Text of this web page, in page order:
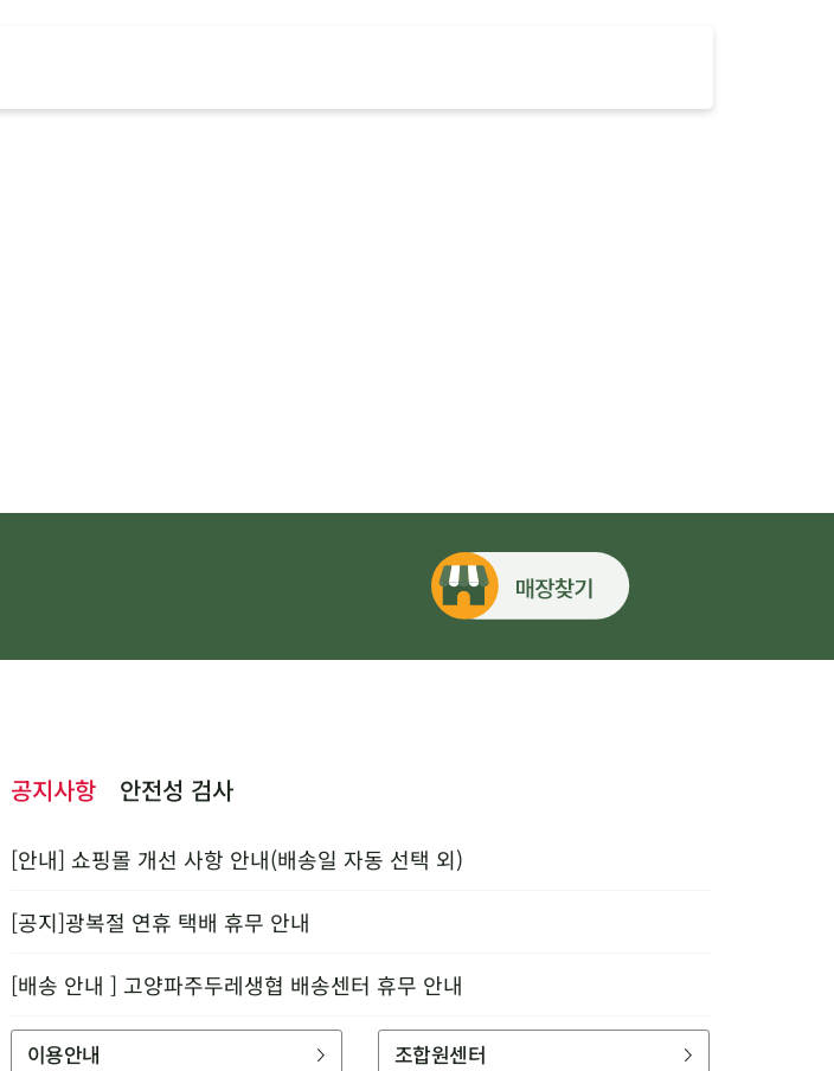
공지사항 안전성 검사
[안내] 쇼핑몰 개선 사항 안내(배송일 자동 선택 외)
[공지]광복절 연휴 택배 휴무 안내
[배송 안내 ] 고양파주두레생협 배송센터 휴무 안내
이용안내 조합원센터